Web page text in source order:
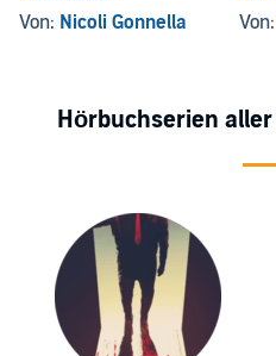
Von: Nicoli Gonnella
Von:
Hörbuchserien